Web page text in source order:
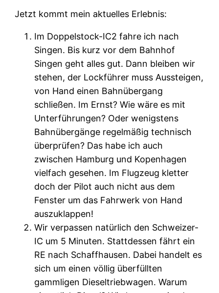
Jetzt kommt mein aktuelles Erlebnis:
Im Doppelstock-IC2 fahre ich nach
Singen. Bis kurz vor dem Bahnhof
Singen geht alles gut. Dann bleiben wir
stehen, der Lockführer muss Aussteigen,
von Hand einen Bahnübergang
schließen. Im Ernst? Wie wäre es mit
Unterführungen? Oder wenigstens
Bahnübergänge regelmäßig technisch
überprüfen? Das habe ich auch
zwischen Hamburg und Kopenhagen
vielfach gesehen. Im Flugzeug kletter
doch der Pilot auch nicht aus dem
Fenster um das Fahrwerk von Hand
auszuklappen!
Wir verpassen natürlich den Schweizer-
IC um 5 Minuten. Stattdessen fährt ein
RE nach Schaffhausen. Dabei handelt es
sich um einen völlig überfüllten
gammligen Dieseltriebwagen. Warum